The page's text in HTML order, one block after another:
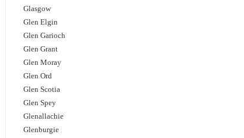
Glasgow
Glen Elgin
Glen Garioch
Glen Grant
Glen Moray
Glen Ord
Glen Scotia
Glen Spey
Glenallachie
Glenburgie